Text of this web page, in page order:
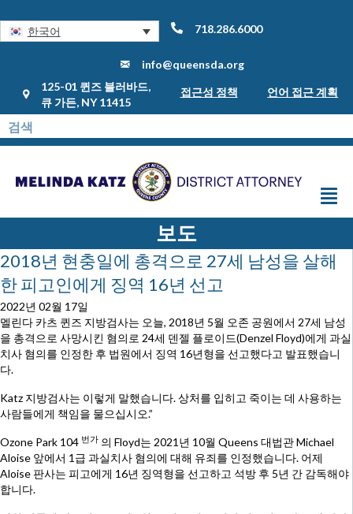
한국어 718.286.6000
info@queensda.org
125-01 퀸즈 블러바드,
큐 가든, NY 11415
접근성 정책 언어 접근 계획
보도
2018년 현충일에 총격으로 27세 남성을 살해
한 피고인에게 징역 16년 선고
2022년 02월 17일
멜린다 카츠 퀸즈 지방검사는 오늘, 2018년 5월 오존 공원에서 27세 남성
을 총격으로 사망시킨 혐의로 24세 덴젤 플로이드(Denzel Floyd)에게 과실
치사 혐의를 인정한 후 법원에서 징역 16년형을 선고했다고 발표했습니
다.
Katz 지방검사는 이렇게 말했습니다. 상처를 입히고 죽이는 데 사용하는
사람들에게 책임을 물으십시오.”
Ozone Park 104 번가 의 Floyd는 2021년 10월 Queens 대법관 Michael
Aloise 앞에서 1급 과실치사 혐의에 대해 유죄를 인정했습니다. 어제
Aloise 판사는 피고에게 16년 징역형을 선고하고 석방 후 5년 간 감독해야
합니다.